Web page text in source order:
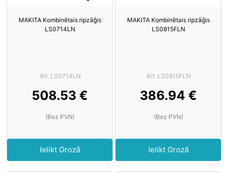
MAKITA Kombinētais ripzāģis
LS0714LN
Art. LS0714LN
508.53 €
(Bez PVN)
Ielikt Grozā
MAKITA Kombinētais ripzāģis
LS0815FLN
Art. LS0815FLN
386.94 €
(Bez PVN)
Ielikt Grozā